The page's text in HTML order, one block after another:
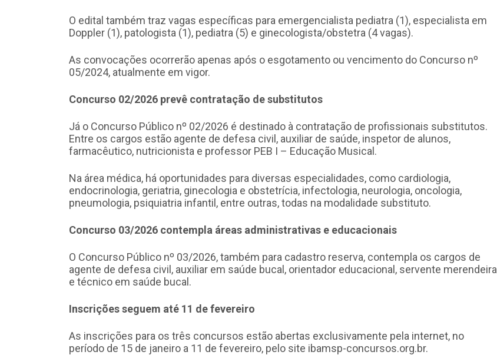
O edital também traz vagas específicas para emergencialista pediatra (1), especialista em
Doppler (1), patologista (1), pediatra (5) e ginecologista/obstetra (4 vagas).
As convocações ocorrerão apenas após o esgotamento ou vencimento do Concurso nº
05/2024, atualmente em vigor.
Concurso 02/2026 prevê contratação de substitutos
Já o Concurso Público nº 02/2026 é destinado à contratação de profissionais substitutos.
Entre os cargos estão agente de defesa civil, auxiliar de saúde, inspetor de alunos,
farmacêutico, nutricionista e professor PEB I – Educação Musical.
Na área médica, há oportunidades para diversas especialidades, como cardiologia,
endocrinologia, geriatria, ginecologia e obstetrícia, infectologia, neurologia, oncologia,
pneumologia, psiquiatria infantil, entre outras, todas na modalidade substituto.
Concurso 03/2026 contempla áreas administrativas e educacionais
O Concurso Público nº 03/2026, também para cadastro reserva, contempla os cargos de
agente de defesa civil, auxiliar em saúde bucal, orientador educacional, servente merendeira
e técnico em saúde bucal.
Inscrições seguem até 11 de fevereiro
As inscrições para os três concursos estão abertas exclusivamente pela internet, no
período de 15 de janeiro a 11 de fevereiro, pelo site ibamsp-concursos.org.br.